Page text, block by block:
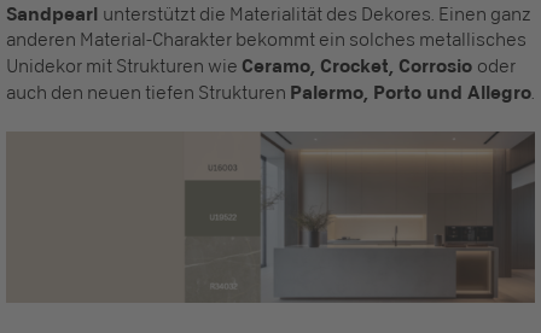
Sandpearl unterstützt die Materialität des Dekores. Einen ganz
anderen Material-Charakter bekommt ein solches metallisches
Unidekor mit Strukturen wie Ceramo, Crocket, Corrosio oder
auch den neuen tiefen Strukturen Palermo, Porto und Allegro.